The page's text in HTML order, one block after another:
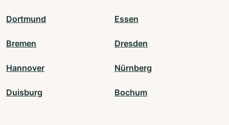
Dortmund Essen
Bremen Dresden
Hannover Nürnberg
Duisburg Bochum